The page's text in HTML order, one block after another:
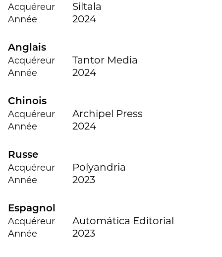
Acquéreur Siltala
Année 2024
Anglais
Acquéreur Tantor Media
Année 2024
Chinois
Acquéreur Archipel Press
Année 2024
Russe
Acquéreur Polyandria
Année 2023
Espagnol
Acquéreur Automática Editorial
Année 2023